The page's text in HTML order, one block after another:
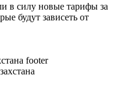
в силу новые тарифы за
будут зависеть от